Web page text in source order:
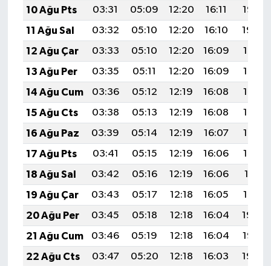
10 Ağu Pts
03:31 05:09 12:20 16:11
19:22
11 Ağu Sal
03:32 05:10 12:20 16:10
19:20
12 Ağu Çar
03:33 05:10 12:20 16:09
19:19
13 Ağu Per
03:35 05:11 12:20 16:09
19:18
14 Ağu Cum
03:36 05:12 12:19 16:08
19:17
15 Ağu Cts
03:38 05:13 12:19 16:08
19:15
16 Ağu Paz
03:39 05:14 12:19 16:07
19:14
17 Ağu Pts
03:41 05:15 12:19 16:06
19:12
18 Ağu Sal
03:42 05:16 12:19 16:06
19:11
19 Ağu Çar
03:43 05:17 12:18 16:05
19:10
20 Ağu Per
03:45 05:18 12:18 16:04
19:08
21 Ağu Cum
03:46 05:19 12:18 16:04
19:07
22 Ağu Cts
03:47 05:20 12:18 16:03
19:05